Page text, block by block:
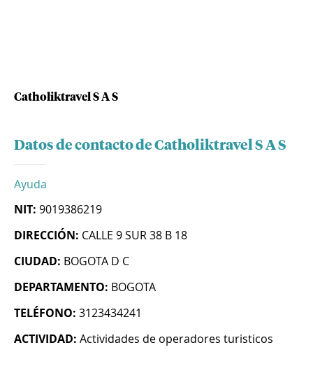
Catholiktravel S A S
Datos de contacto de Catholiktravel S A S
Ayuda
NIT: 9019386219
DIRECCIÓN: CALLE 9 SUR 38 B 18
CIUDAD: BOGOTA D C
DEPARTAMENTO: BOGOTA
TELÉFONO: 3123434241
ACTIVIDAD: Actividades de operadores turisticos